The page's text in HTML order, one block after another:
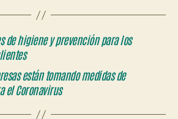
de higiene y prevención para los
están tomando medidas de
el Coronavirus